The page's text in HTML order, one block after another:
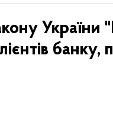
України
банку,